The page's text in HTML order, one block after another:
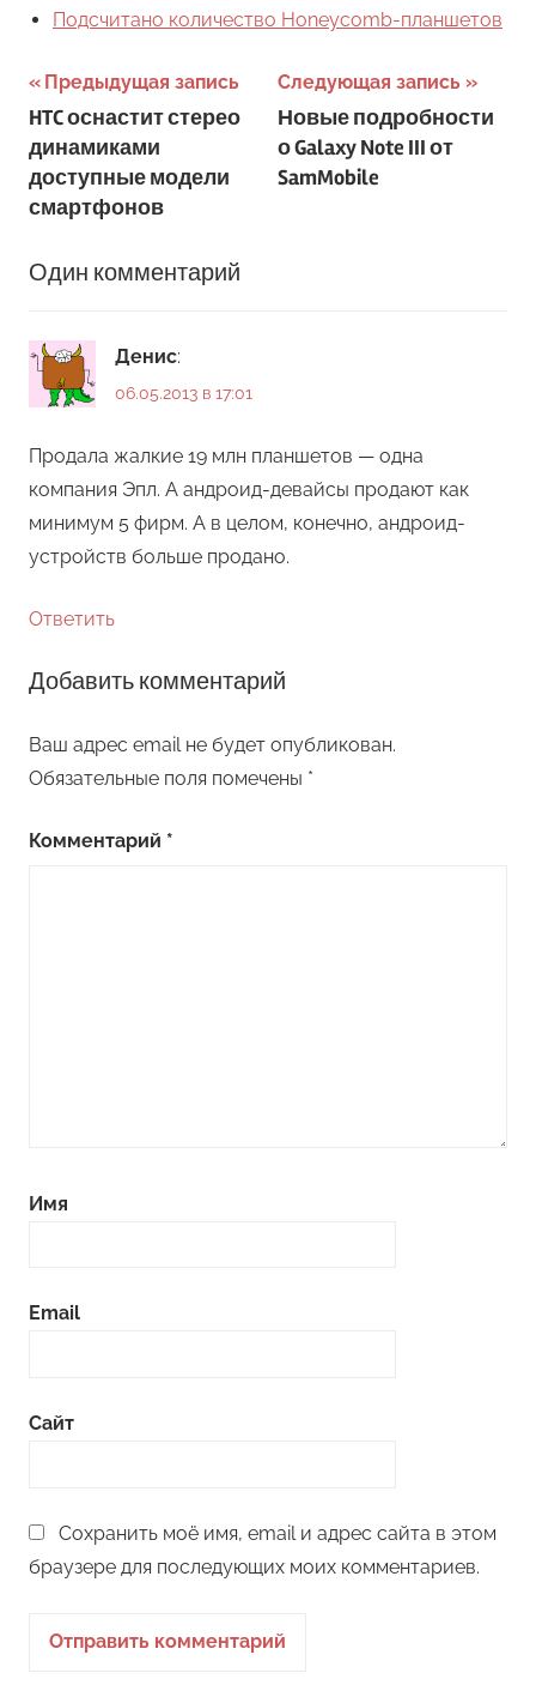
Подсчитано количество Honeycomb-планшетов
Навигация
по
записям
Предыдущая запись
HTC оснастит стерео
динамиками
доступные модели
смартфонов
Следующая запись
Новые подробности
о Galaxy Note III от
SamMobile
Один комментарий
Денис:
06.05.2013 в 17:01
Продала жалкие 19 млн планшетов — одна
компания Эпл. А андроид-девайсы продают как
минимум 5 фирм. А в целом, конечно, андроид-
устройств больше продано.
Ответить
Добавить комментарий
Ваш адрес email не будет опубликован.
Обязательные поля помечены *
Комментарий *
Имя
Email
Сайт
Сохранить моё имя, email и адрес сайта в этом
браузере для последующих моих комментариев.